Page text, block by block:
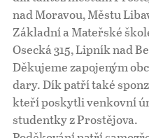
nad Moravou, Městu
Základní a Mateřské
Osecká 315, Lipník nad
Děkujeme zapojeným
dary. Dík patří také
kteří poskytli venkovní
studentky z Prostějova.